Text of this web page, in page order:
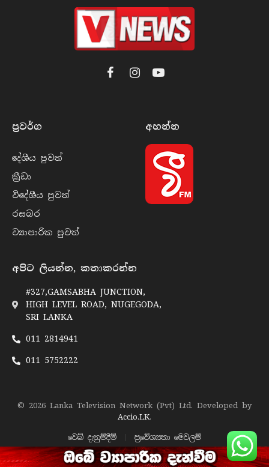
FacebookInstagramYouTube
ප්‍රවර්​ග
දේශීය පුව​ත්
ක්‍රී​ඩා
විදේශීය පුව​ත්
රසබ​ර
ව්‍යාපාරික පුව​ත්
අහන්​න
අපිට ලියන්න, කතාකරන්න
#327,GAMSABHA JUNCTION,
HIGH LEVEL ROAD, NUGEGODA,
SRI LANKA
011 2814941
011 5752222
© 2026 Lanka Television Network (Pvt) Ltd. Developed by
Accio.LK.
වෙබ් දැනුම්දීම්
ප්‍රවේශ්‍යතා මෙවලම්